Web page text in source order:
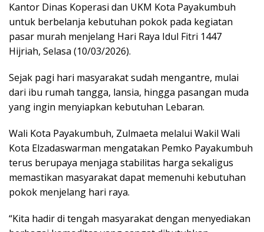
Kantor Dinas Koperasi dan UKM Kota Payakumbuh
untuk berbelanja kebutuhan pokok pada kegiatan
pasar murah menjelang Hari Raya Idul Fitri 1447
Hijriah, Selasa (10/03/2026).
Sejak pagi hari masyarakat sudah mengantre, mulai
dari ibu rumah tangga, lansia, hingga pasangan muda
yang ingin menyiapkan kebutuhan Lebaran.
Wali Kota Payakumbuh, Zulmaeta melalui Wakil Wali
Kota Elzadaswarman mengatakan Pemko Payakumbuh
terus berupaya menjaga stabilitas harga sekaligus
memastikan masyarakat dapat memenuhi kebutuhan
pokok menjelang hari raya.
“Kita hadir di tengah masyarakat dengan menyediakan